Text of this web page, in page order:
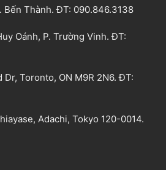
Bến Thành. ĐT: 090.846.3138
Oánh, P. Trường Vinh. ĐT:
Dr, Toronto, ON M9R 2N6. ĐT:
Adachi, Tokyo 120-0014.